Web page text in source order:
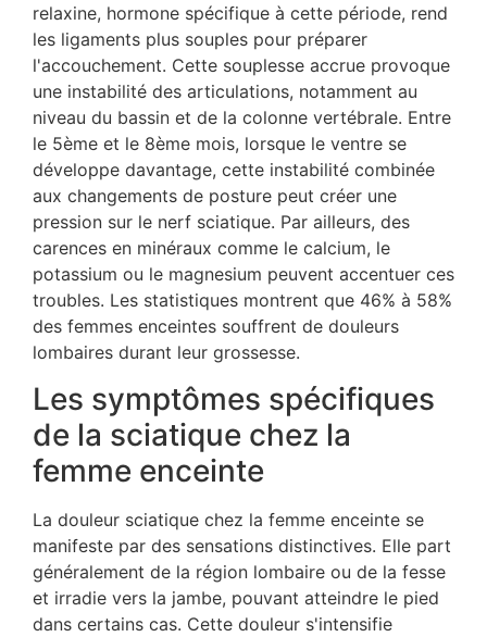
relaxine, hormone spécifique à cette période, rend
les ligaments plus souples pour préparer
l'accouchement. Cette souplesse accrue provoque
une instabilité des articulations, notamment au
niveau du bassin et de la colonne vertébrale. Entre
le 5ème et le 8ème mois, lorsque le ventre se
développe davantage, cette instabilité combinée
aux changements de posture peut créer une
pression sur le nerf sciatique. Par ailleurs, des
carences en minéraux comme le calcium, le
potassium ou le magnesium peuvent accentuer ces
troubles. Les statistiques montrent que 46% à 58%
des femmes enceintes souffrent de douleurs
lombaires durant leur grossesse.
Les symptômes spécifiques
de la sciatique chez la
femme enceinte
La douleur sciatique chez la femme enceinte se
manifeste par des sensations distinctives. Elle part
généralement de la région lombaire ou de la fesse
et irradie vers la jambe, pouvant atteindre le pied
dans certains cas. Cette douleur s'intensifie